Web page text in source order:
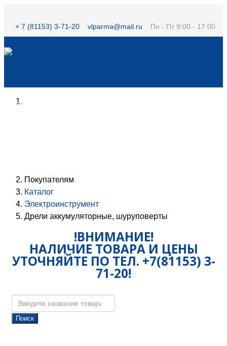
+ 7 (81153) 3-71-20 vlparma@mail.ru Пн - Пт 9:00 - 17:00
ГЛАВНАЯ
Покупателям
Каталог
Электроинструмент
Дрели аккумуляторные, шуруповерты
!ВНИМАНИЕ!
НАЛИЧИЕ ТОВАРА И ЦЕНЫ
УТОЧНЯЙТЕ ПО ТЕЛ. +7(81153) 3-
71-20!
Поиск